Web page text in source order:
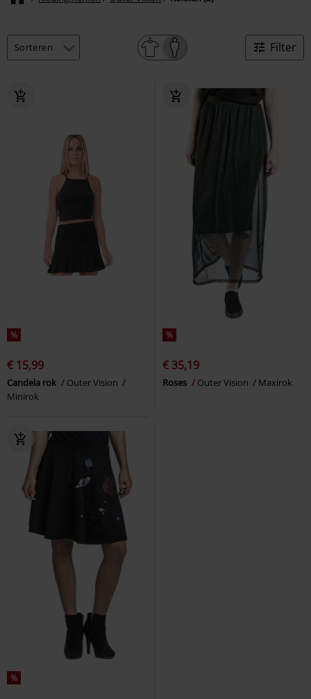
Filter
%
€ 15,99
Candela rok
Outer Vision
Minirok
%
€ 35,19
Roses Outer Vision Maxirok
%